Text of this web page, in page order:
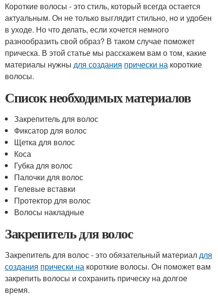
Короткие волосы - это стиль, который всегда остается
актуальным. Он не только выглядит стильно, но и удобен
в уходе. Но что делать, если хочется немного
разнообразить свой образ? В таком случае поможет
прическа. В этой статье мы расскажем вам о том, какие
материалы нужны для создания прически на короткие
волосы.
Список необходимых материалов
Закрепитель для волос
Фиксатор для волос
Щетка для волос
Коса
Губка для волос
Палочки для волос
Гелевые вставки
Протектор для волос
Волосы накладные
Закрепитель для волос
Закрепитель для волос - это обязательный материалдля
создания прически на короткие волосы. Он поможет вам
закрепить волосы и сохранить прическу на долгое
время.